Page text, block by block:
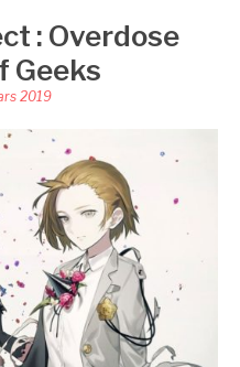
: Overdose
Geeks
2019